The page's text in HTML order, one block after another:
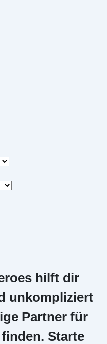
hilft dir
unkompliziert
Partner für
Starte